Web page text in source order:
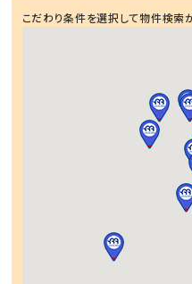
こだわり条件を選択して物件検索